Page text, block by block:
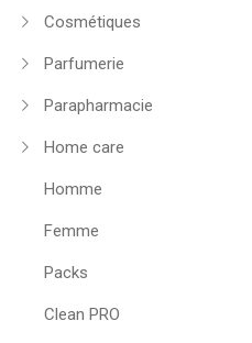
Cosmétiques
Parfumerie
Parapharmacie
Home care
Homme
Femme
Packs
Clean PRO